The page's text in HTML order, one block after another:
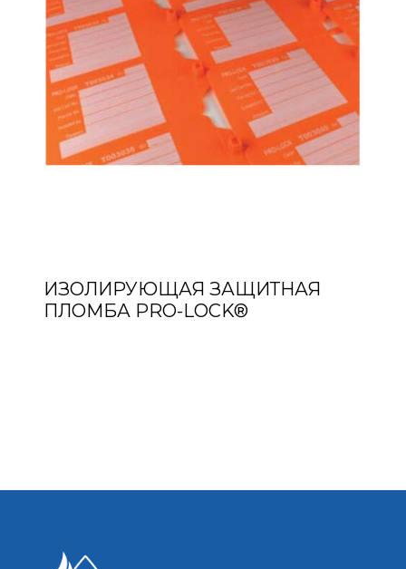
ИЗОЛИРУЮЩАЯ ЗАЩИТНАЯ
ПЛОМБА PRO-LOCK®